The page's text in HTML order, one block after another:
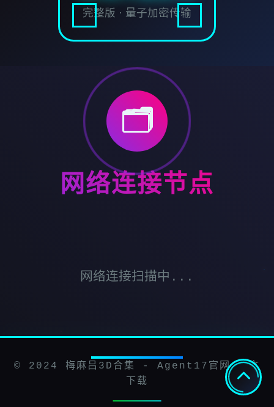
完整版 · 量子加密传输
🗂️
网络连接节点
网络连接扫描中...
© 2024 梅麻吕3D合集 - Agent17官网 中文
下载